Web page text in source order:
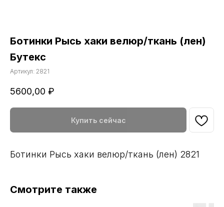
Ботинки Рысь хаки велюр/ткань (лен)
Бутекс
Артикул: 2821
5600,00 ₽
Купить сейчас
Ботинки Рысь хаки велюр/ткань (лен) 2821
Смотрите также